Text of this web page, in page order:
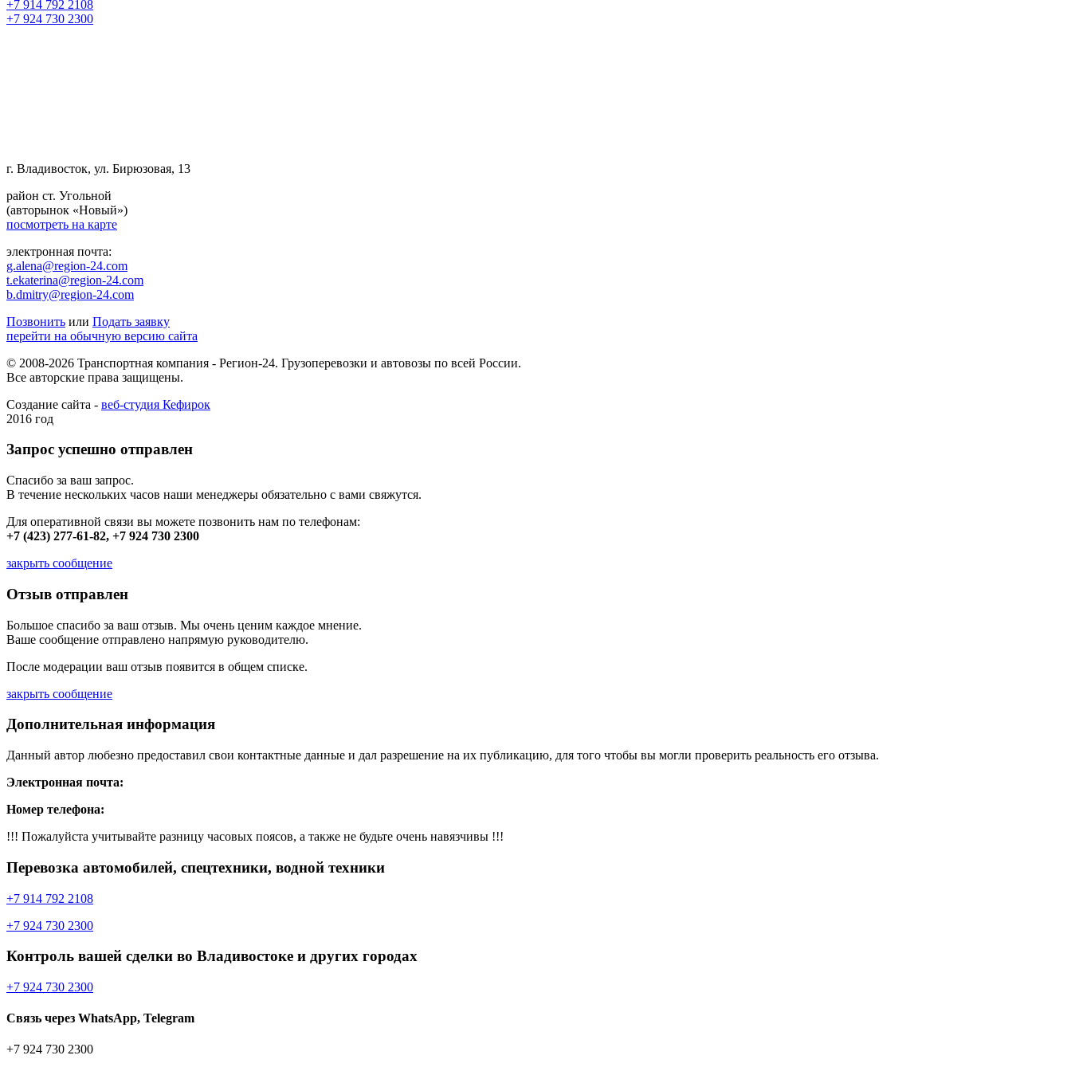
+7 914 792 2108
+7 924 730 2300
г. Владивосток, ул. Бирюзовая, 13
район ст. Угольной
(авторынок «Новый»)
посмотреть на карте
электронная почта:
g.alena@region-24.com
t.ekaterina@region-24.com
b.dmitry@region-24.com
Позвонить или Подать заявку
перейти на обычную версию сайта
© 2008-2026 Транспортная компания - Регион-24. Грузоперевозки и автовозы по всей России.
Все авторские права защищены.
Создание сайта - веб-студия Кефирок
2016 год
Запрос успешно отправлен
Спасибо за ваш запрос.
В течение нескольких часов наши менеджеры обязательно с вами свяжутся.
Для оперативной связи вы можете позвонить нам по телефонам:
+7 (423) 277-61-82, +7 924 730 2300
закрыть сообщение
Отзыв отправлен
Большое спасибо за ваш отзыв. Мы очень ценим каждое мнение.
Ваше сообщение отправлено напрямую руководителю.
После модерации ваш отзыв появится в общем списке.
закрыть сообщение
Дополнительная информация
Данный автор любезно предоставил свои контактные данные и дал разрешение на их публикацию, для того чтобы вы могли проверить реальность его отзыва.
Электронная почта:
Номер телефона:
!!! Пожалуйста учитывайте разницу часовых поясов, а также не будьте очень навязчивы !!!
Перевозка автомобилей, спецтехники, водной техники
+7 914 792 2108
+7 924 730 2300
Контроль вашей сделки во Владивостоке и других городах
+7 924 730 2300
Связь через WhatsApp, Telegram
+7 924 730 2300